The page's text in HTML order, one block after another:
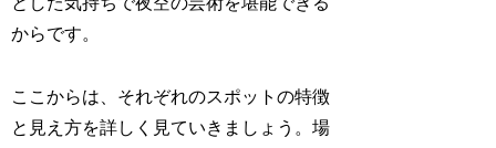
からです。
ここからは、それぞれのスポットの特徴
と見え方を詳しく見ていきましょう。場